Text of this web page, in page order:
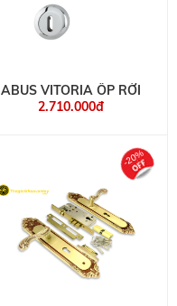
ABUS VITORIA ỐP RỜI
2.710.000đ
-20%